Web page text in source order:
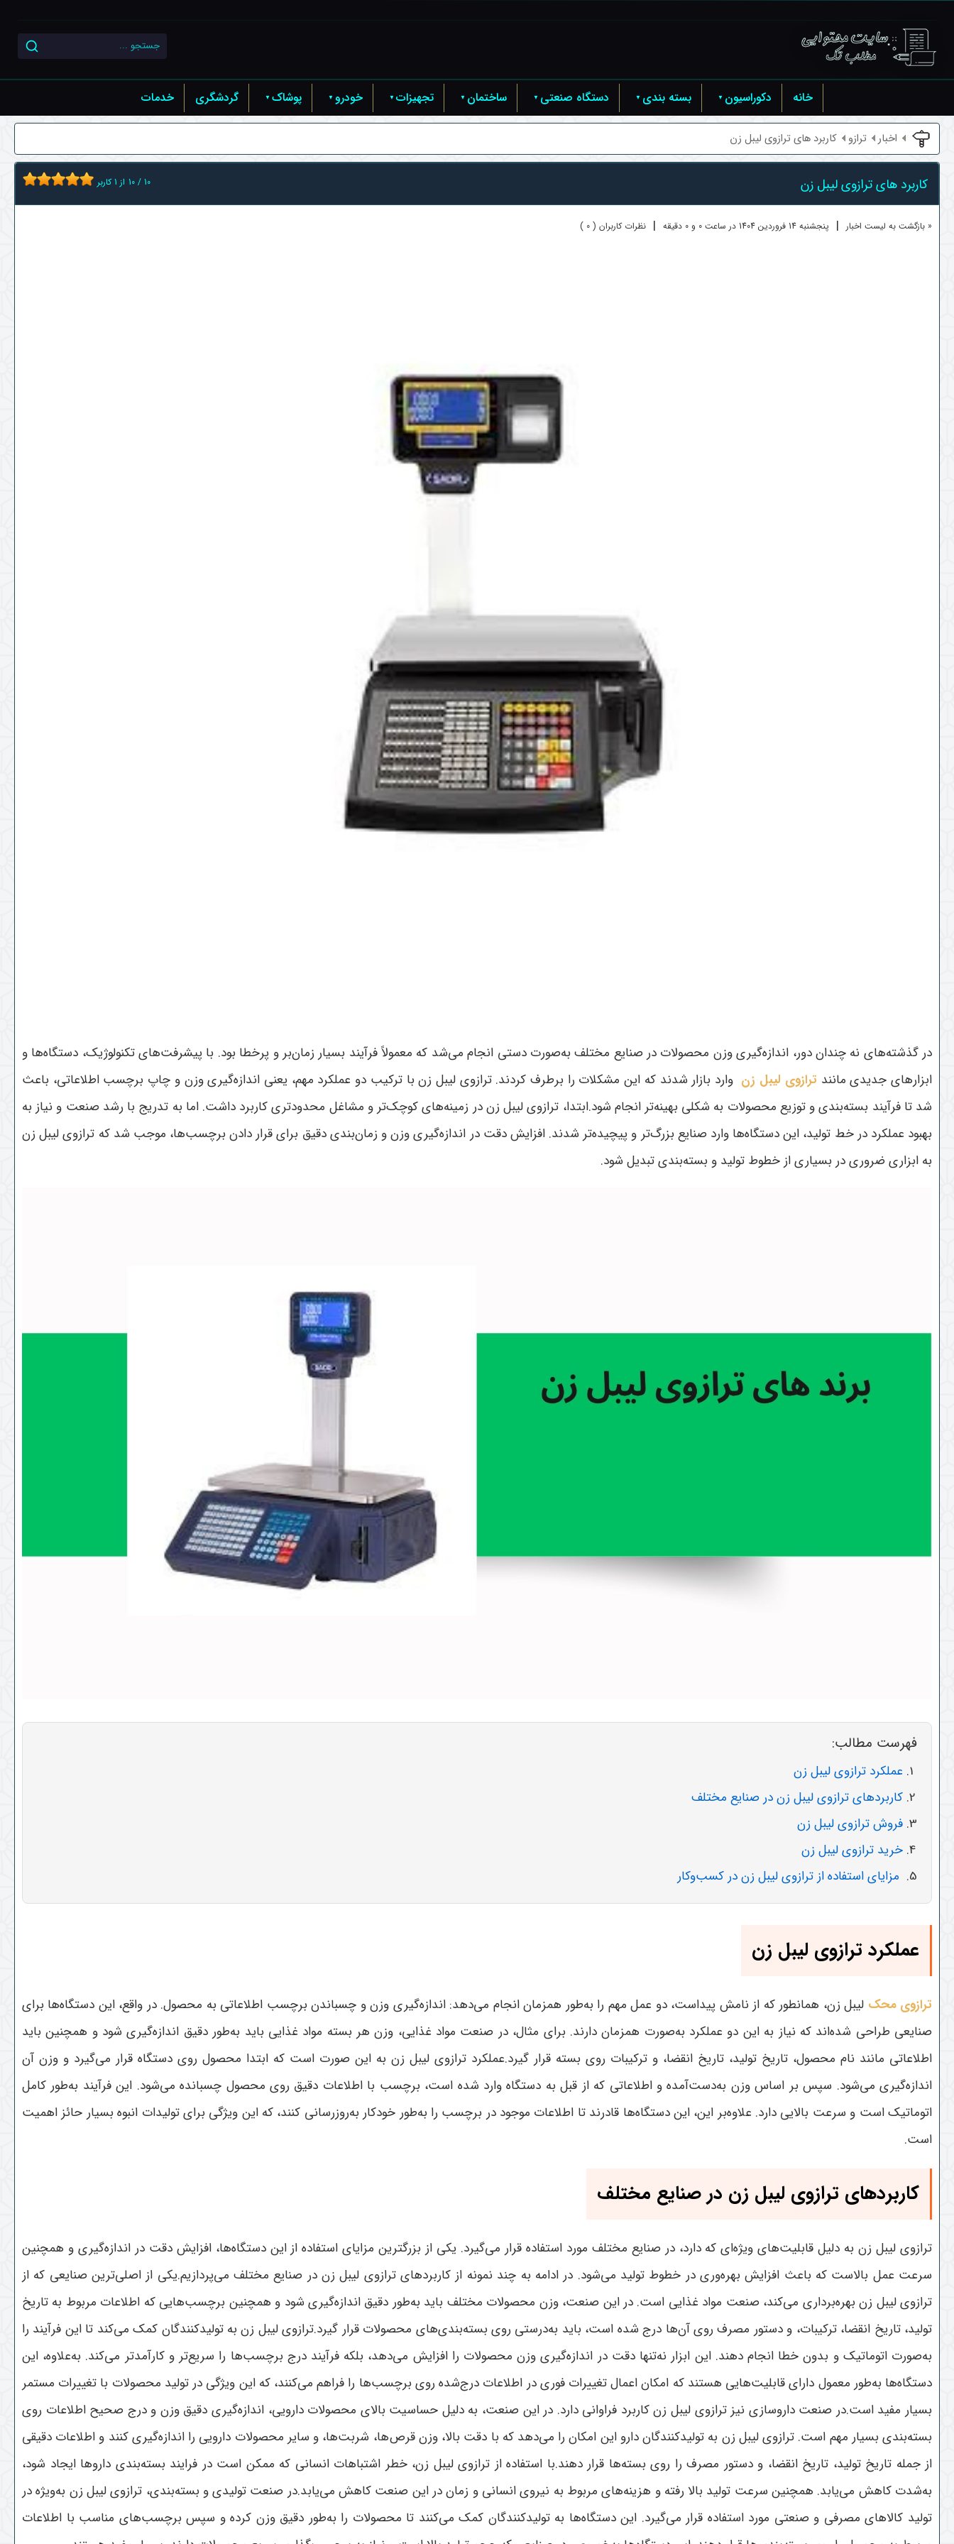
خانه دکوراسیون بسته بندی دستگاه صنعتی ساختمان تجهیزات خودرو پوشاک گردشگری خدمات
اخبار ترازو کاربرد های ترازوی لیبل زن
کاربرد های ترازوی لیبل زن 10 / 10 از 1کاربر
« بازگشت به لیست اخبار | پنجشنبه 14 فروردين 1404 در ساعت 0 و 0 دقیقه | نظرات کاربران ( 0 )
در گذشته‌های نه چندان دور، اندازه‌گیری وزن محصولات در صنایع مختلف به‌صورت دستی انجام می‌شد که معمولاً فرآیند بسیار زمان‌بر و پرخطا بود. با پیشرفت‌های تکنولوژیک، دستگاه‌ها و
ابزارهای جدیدی مانند ترازوی لیبل زن وارد بازار شدند که این مشکلات را برطرف کردند. ترازوی لیبل زن با ترکیب دو عملکرد مهم، یعنی اندازه‌گیری وزن و چاپ برچسب اطلاعاتی، باعث
شد تا فرآیند بسته‌بندی و توزیع محصولات به شکلی بهینه‌تر انجام شود.ابتدا، ترازوی لیبل زن در زمینه‌های کوچک‌تر و مشاغل محدودتری کاربرد داشت. اما به تدریج با رشد صنعت و نیاز به
بهبود عملکرد در خط تولید، این دستگاه‌ها وارد صنایع بزرگ‌تر و پیچیده‌تر شدند. افزایش دقت در اندازه‌گیری وزن و زمان‌بندی دقیق برای قرار دادن برچسب‌ها، موجب شد که ترازوی لیبل زن
به ابزاری ضروری در بسیاری از خطوط تولید و بسته‌بندی تبدیل شود.
فهرست مطالب:
عملکرد ترازوی لیبل زن
کاربردهای ترازوی لیبل زن در صنایع مختلف
فروش ترازوی لیبل زن
خرید ترازوی لیبل زن
مزایای استفاده از ترازوی لیبل زن در کسب‌وکار
عملکرد ترازوی لیبل زن
ترازوی محک لیبل زن، همانطور که از نامش پیداست، دو عمل مهم را به‌طور همزمان انجام می‌دهد: اندازه‌گیری وزن و چسباندن برچسب اطلاعاتی به محصول. در واقع، این دستگاه‌ها برای
صنایعی طراحی شده‌اند که نیاز به این دو عملکرد به‌صورت همزمان دارند. برای مثال، در صنعت مواد غذایی، وزن هر بسته مواد غذایی باید به‌طور دقیق اندازه‌گیری شود و همچنین باید
اطلاعاتی مانند نام محصول، تاریخ تولید، تاریخ انقضا، و ترکیبات روی بسته قرار گیرد.عملکرد ترازوی لیبل زن به این صورت است که ابتدا محصول روی دستگاه قرار می‌گیرد و وزن آن
اندازه‌گیری می‌شود. سپس بر اساس وزن به‌دست‌آمده و اطلاعاتی که از قبل به دستگاه وارد شده است، برچسب با اطلاعات دقیق روی محصول چسبانده می‌شود. این فرآیند به‌طور کامل
اتوماتیک است و سرعت بالایی دارد. علاوه‌بر این، این دستگاه‌ها قادرند تا اطلاعات موجود در برچسب را به‌طور خودکار به‌روزرسانی کنند، که این ویژگی برای تولیدات انبوه بسیار حائز اهمیت
است.
کاربردهای ترازوی لیبل زن در صنایع مختلف
ترازوی لیبل زن به دلیل قابلیت‌های ویژه‌ای که دارد، در صنایع مختلف مورد استفاده قرار می‌گیرد. یکی از بزرگترین مزایای استفاده از این دستگاه‌ها، افزایش دقت در اندازه‌گیری و همچنین
سرعت عمل بالاست که باعث افزایش بهره‌وری در خطوط تولید می‌شود. در ادامه به چند نمونه از کاربردهای ترازوی لیبل زن در صنایع مختلف می‌پردازیم.یکی از اصلی‌ترین صنایعی که از
ترازوی لیبل زن بهره‌برداری می‌کند، صنعت مواد غذایی است. در این صنعت، وزن محصولات مختلف باید به‌طور دقیق اندازه‌گیری شود و همچنین برچسب‌هایی که اطلاعات مربوط به تاریخ
تولید، تاریخ انقضا، ترکیبات، و دستور مصرف روی آن‌ها درج شده است، باید به‌درستی روی بسته‌بندی‌های محصولات قرار گیرد.ترازوی لیبل زن به تولیدکنندگان کمک می‌کند تا این فرآیند را
به‌صورت اتوماتیک و بدون خطا انجام دهند. این ابزار نه‌تنها دقت در اندازه‌گیری وزن محصولات را افزایش می‌دهد، بلکه فرآیند درج برچسب‌ها را سریع‌تر و کارآمدتر می‌کند. به‌علاوه، این
دستگاه‌ها به‌طور معمول دارای قابلیت‌هایی هستند که امکان اعمال تغییرات فوری در اطلاعات درج‌شده روی برچسب‌ها را فراهم می‌کنند، که این ویژگی در تولید محصولات با تغییرات مستمر
بسیار مفید است.در صنعت داروسازی نیز ترازوی لیبل زن کاربرد فراوانی دارد. در این صنعت، به دلیل حساسیت بالای محصولات دارویی، اندازه‌گیری دقیق وزن و درج صحیح اطلاعات روی
بسته‌بندی بسیار مهم است. ترازوی لیبل زن به تولیدکنندگان دارو این امکان را می‌دهد که با دقت بالا، وزن قرص‌ها، شربت‌ها، و سایر محصولات دارویی را اندازه‌گیری کنند و اطلاعات دقیقی
از جمله تاریخ تولید، تاریخ انقضا، و دستور مصرف را روی بسته‌ها قرار دهند.با استفاده از ترازوی لیبل زن، خطر اشتباهات انسانی که ممکن است در فرایند بسته‌بندی داروها ایجاد شود،
به‌شدت کاهش می‌یابد. همچنین سرعت تولید بالا رفته و هزینه‌های مربوط به نیروی انسانی و زمان در این صنعت کاهش می‌یابد.در صنعت تولیدی و بسته‌بندی، ترازوی لیبل زن به‌ویژه در
تولید کالاهای مصرفی و صنعتی مورد استفاده قرار می‌گیرد. این دستگاه‌ها به تولیدکنندگان کمک می‌کنند تا محصولات را به‌طور دقیق وزن کرده و سپس برچسب‌های مناسب با اطلاعات